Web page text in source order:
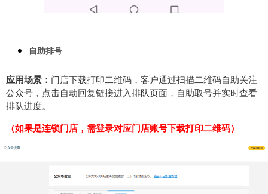
自助排号
应用场景： 门店下载打印二维码，客户通过扫描二维码自助关注
公众号，点击自动回复链接进入排队页面，自助取号并实时查看
排队进度。
（如果是连锁门店，需登录对应门店账号下载打印二维码）